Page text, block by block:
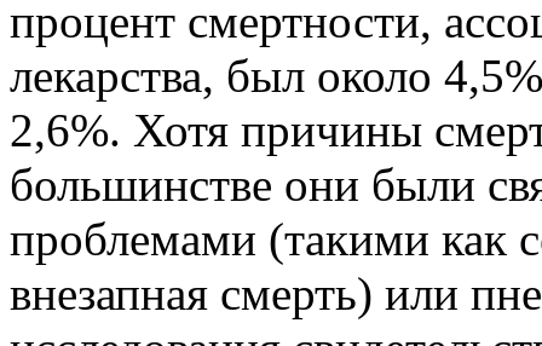
процент смертности,
лекарства, был около
2,6%. Хотя причины
большинстве они были
проблемами (такими как
внезапная смерть) или